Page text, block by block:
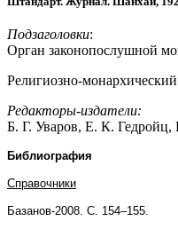
Подзаголовки:
Орган законопослушной
Религиозно-
Редакторы-издатели:
Б. Г. Уваров, Е. К.
Библиография
Справочники
Базанов-2008. С. 154–155.